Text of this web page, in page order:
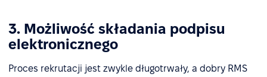
3. Możliwość składania podpisu
elektronicznego
Proces rekrutacji jest zwykle długotrwały, a dobry RMS